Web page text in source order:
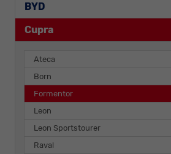
BYD
Cupra
Ateca
Born
Formentor
Leon
Leon Sportstourer
Raval